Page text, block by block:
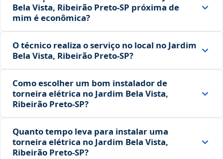
Bela Vista, Ribeirão Preto‑SP próxima de
mim é econômica?
O técnico realiza o serviço no local no Jardim
Bela Vista, Ribeirão Preto‑SP?
Como escolher um bom instalador de
torneira elétrica no Jardim Bela Vista,
Ribeirão Preto‑SP?
Quanto tempo leva para instalar uma
torneira elétrica no Jardim Bela Vista,
Ribeirão Preto‑SP?